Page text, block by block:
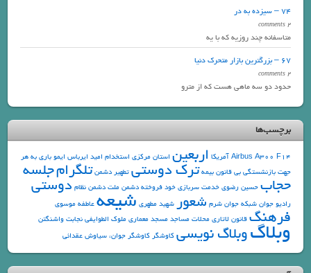
74 – سیزده به در
2 comments
متاسفانه چند روزیه که با یه
67 – بزرگترین بازار متحرک دنیا
2 comments
حدود دو سه ماهی هست که از مترو
برچسب‌ها
Airbus A300 F14 آمریکا اربعین استان مرکزی استخدام امید ایرباس ایمو باری به هر
جهت بازنشستگی بی قانون بیمه ترک دوستی تطهیر دشمن تلگرامجلسه
حجاب حسین رضوی خدمت سربازی خود فروخته دشمن ملت دشمن نظام دوستی
رادیو جوان شبکه جوان شرم شعور شهید مطهری شیعه عاطفه موسوی
فرهنگ قانون لاتاری محلات مساجد مسجد معماری ملوک الطوایفی نجابت واشنگتن وبلاگوبلاگ نویسی کاوشگر کاوشگر جوان، سیاوش عقدائی